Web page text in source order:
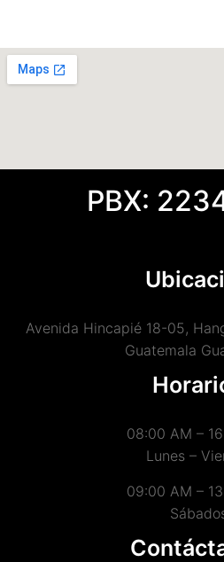
PBX:
Avenida Hincapié 18-05,
Guatemala
08:00 AM –
Lunes –
09:00 AM –